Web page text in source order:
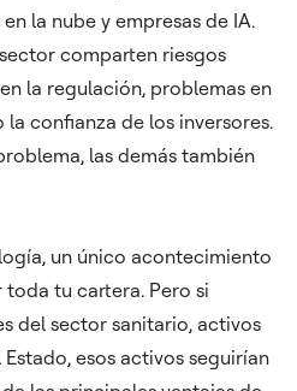
la nube y empresas de IA.
comparten riesgos
la regulación, problemas en
confianza de los inversores.
las demás también
un único acontecimiento
tu cartera. Pero si
del sector sanitario, activos
esos activos seguirían